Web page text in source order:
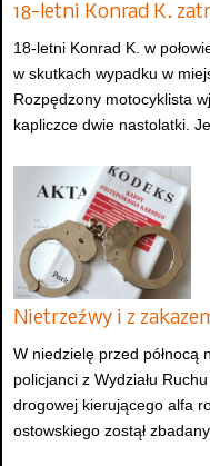
18-letni Konrad K.
18-letni Konrad K. w
w skutkach wypadku w
Rozpędzony motocyklista
kapliczce dwie nastolatki.
Nietrzeźwy i z
W niedzielę przed północą
policjanci z Wydziału
drogowej kierującego alfa
ostowskiego zostął